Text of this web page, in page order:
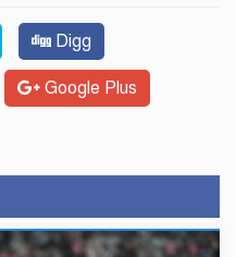
Digg
Google Plus